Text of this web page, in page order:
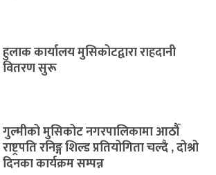
हुलाक कार्यालय मुसिकोटद्वारा राहदानी
वितरण सुरू
गुल्मीको मुसिकोट नगरपालिकामा आठौँ
राष्ट्रपति रनिङ्ग शिल्ड प्रतियोगिता चल्दै , दोश्रो
दिनका कार्यक्रम सम्पन्न